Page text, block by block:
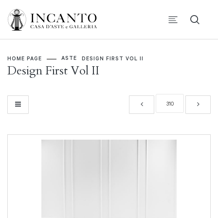
HOME PAGE ASTE DESIGN FIRST VOL II
Design First Vol II